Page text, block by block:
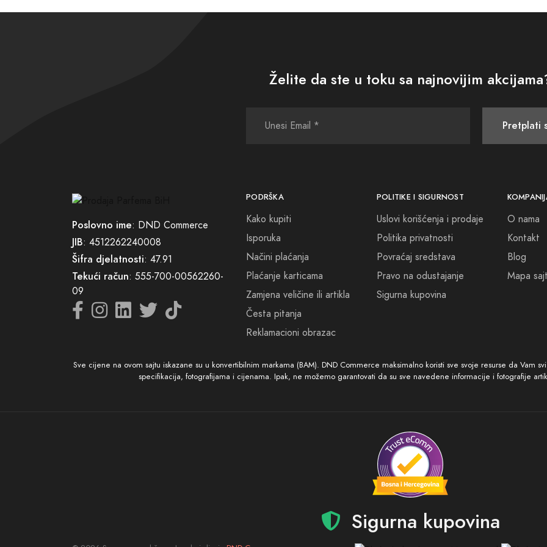
Uživajte u svijetu karolina herera good girl i dozvolite da vaša koža
Želite da ste u toku sa najnovijim
Pretplati
Poslovno ime: DND Commerce
JIB: 4512262240008
Šifra djelatnosti: 47.91
Tekući račun: 555-700-00562260-
09
PODRŠKA
Kako kupiti
Isporuka
Načini plaćanja
Plaćanje karticama
Zamjena veličine ili artikla
Česta pitanja
Reklamacioni obrazac
POLITIKE I SIGURNOST
Uslovi korišćenja i prodaje
Politika privatnosti
Povraćaj sredstava
Pravo na odustajanje
Sigurna kupovina
O nama
Kontakt
Blog
Mapa
Sve cijene na ovom sajtu iskazane su u konvertibilnim markama (BAM). DND Commerce maksimalno koristi sve svoje resurse da Vam
specifikacija, fotografijama i cijenama. Ipak, ne možemo garantovati da su sve navedene informacije i fotografije
Sigurna kupovina